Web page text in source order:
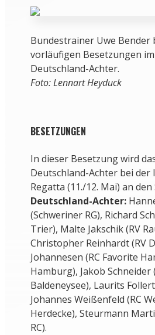
Bundestrainer Uwe Bender
vorläufigen Besetzungen
Deutschland-Achter.
Foto: Lennart Heyduck
BESETZUNGEN
In dieser Besetzung wird
Deutschland-Achter bei der
Regatta (11./12. Mai) an
Deutschland-Achter:
(Schweriner RG), Richard
Trier), Malte Jakschik (RV
Christopher Reinhardt (RV
Johannesen (RC Favorite
Hamburg), Jakob Schneider
Baldeneysee), Laurits
Johannes Weißenfeld (RC
Herdecke), Steurmann
RC).